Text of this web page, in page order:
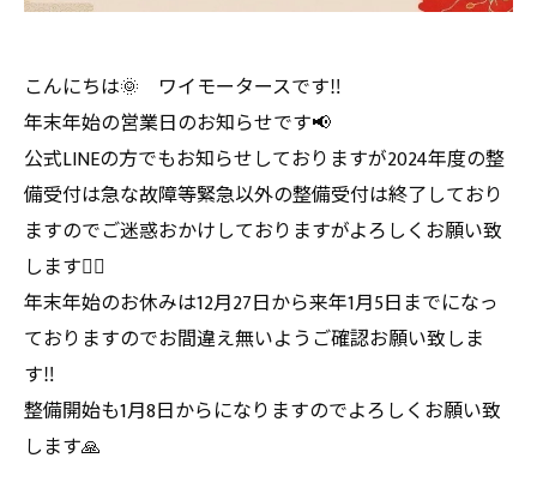
こんにちは🌞 ワイモータースです‼️
年末年始の営業日のお知らせです📢
公式LINEの方でもお知らせしておりますが2024年度の整
備受付は急な故障等緊急以外の整備受付は終了しており
ますのでご迷惑おかけしておりますがよろしくお願い致
します🙇‍♂️
年末年始のお休みは12月27日から来年1月5日までになっ
ておりますのでお間違え無いようご確認お願い致しま
す‼️
整備開始も1月8日からになりますのでよろしくお願い致
します🙏